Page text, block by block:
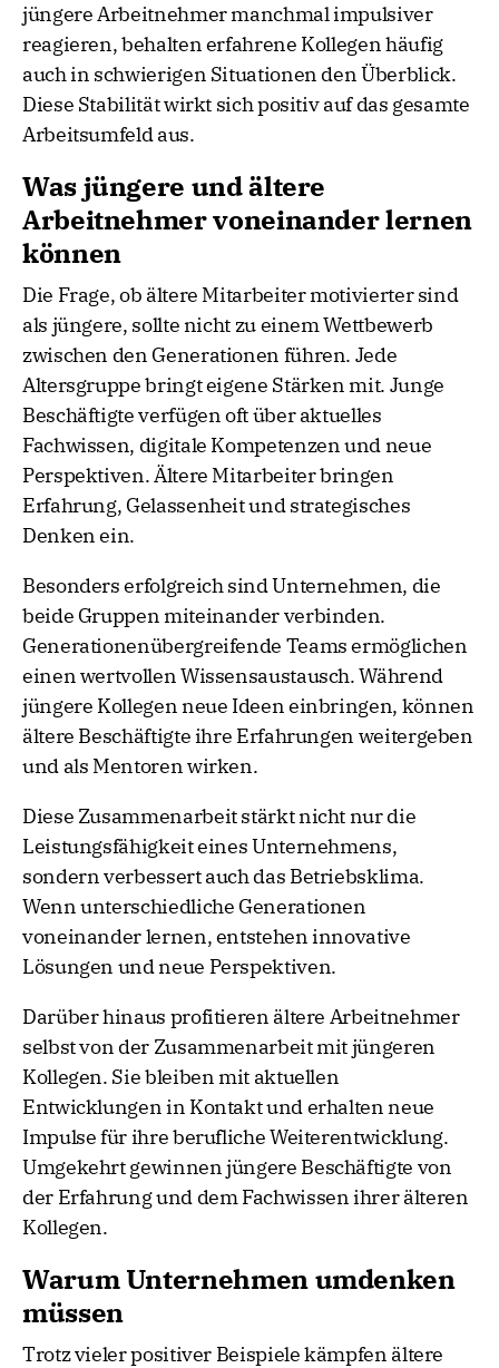
jüngere Arbeitnehmer manchmal impulsiver
reagieren, behalten erfahrene Kollegen häufig
auch in schwierigen Situationen den Überblick.
Diese Stabilität wirkt sich positiv auf das gesamte
Arbeitsumfeld aus.
Was jüngere und ältere
Arbeitnehmer voneinander lernen
können
Die Frage, ob ältere Mitarbeiter motivierter sind
als jüngere, sollte nicht zu einem Wettbewerb
zwischen den Generationen führen. Jede
Altersgruppe bringt eigene Stärken mit. Junge
Beschäftigte verfügen oft über aktuelles
Fachwissen, digitale Kompetenzen und neue
Perspektiven. Ältere Mitarbeiter bringen
Erfahrung, Gelassenheit und strategisches
Denken ein.
Besonders erfolgreich sind Unternehmen, die
beide Gruppen miteinander verbinden.
Generationenübergreifende Teams ermöglichen
einen wertvollen Wissensaustausch. Während
jüngere Kollegen neue Ideen einbringen, können
ältere Beschäftigte ihre Erfahrungen weitergeben
und als Mentoren wirken.
Diese Zusammenarbeit stärkt nicht nur die
Leistungsfähigkeit eines Unternehmens,
sondern verbessert auch das Betriebsklima.
Wenn unterschiedliche Generationen
voneinander lernen, entstehen innovative
Lösungen und neue Perspektiven.
Darüber hinaus profitieren ältere Arbeitnehmer
selbst von der Zusammenarbeit mit jüngeren
Kollegen. Sie bleiben mit aktuellen
Entwicklungen in Kontakt und erhalten neue
Impulse für ihre berufliche Weiterentwicklung.
Umgekehrt gewinnen jüngere Beschäftigte von
der Erfahrung und dem Fachwissen ihrer älteren
Kollegen.
Warum Unternehmen umdenken
müssen
Trotz vieler positiver Beispiele kämpfen ältere